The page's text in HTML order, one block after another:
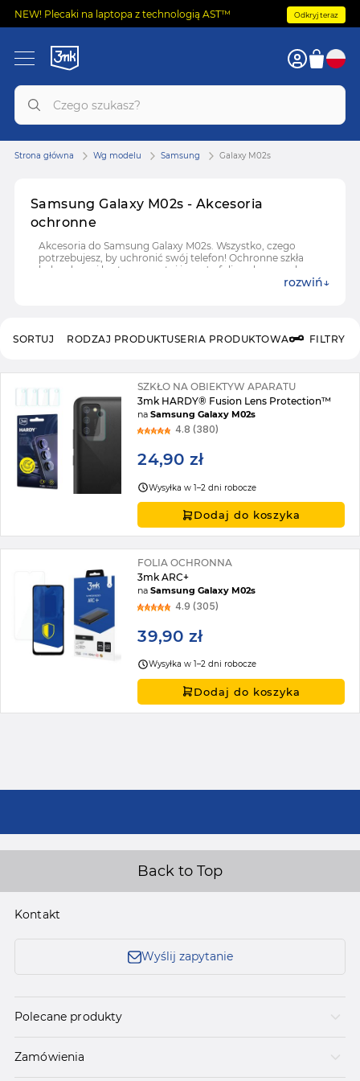
NEW! Plecaki na laptopa z technologią AST™ Odkryj teraz
Samsung Galaxy M02s - Akcesoria
ochronne
Akcesoria do Samsung Galaxy M02s. Wszystko, czego
potrzebujesz, by uchronić swój telefon! Ochronne szkła
hybrydowe i hartowane, etui i case'y, folie ochronne do
rozwiń
Strona główna Wg modelu Samsung Galaxy M02s
RODZAJ PRODUKTUSERIA PRODUKTOWA FILTRY
SORTUJ
SZKŁO NA OBIEKTYW APARATU
3mk HARDY® Fusion Lens Protection™
naSamsung Galaxy M02s
4.8 (380)
24,90 zł
Wysyłka w 1–2 dni robocze
Dodaj do koszyka
FOLIA OCHRONNA
3mk ARC+
naSamsung Galaxy M02s
4.9 (305)
39,90 zł
Wysyłka w 1–2 dni robocze
Dodaj do koszyka
Back to Top
Kontakt
Wyślij zapytanie
Polecane produkty
Zamówienia